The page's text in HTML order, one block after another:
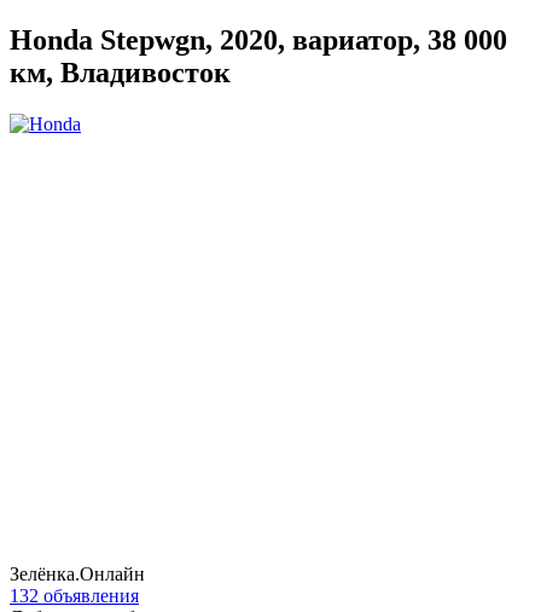
Honda Stepwgn, 2020, вариатор, 38 000
км, Владивосток
Зелёнка.Онлайн
132 объявления